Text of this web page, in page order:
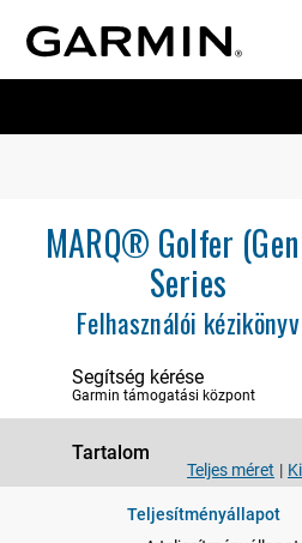
MARQ® Golfer
Series
Felhasználói kézikönyv
Segítség kérése
Garmin támogatási központ
Tartalom
Teljes méret |
naplók
Megjelenés
Az összefoglaló-készlet
szabása
Body Battery
Teljesítményre vonatkozó
mérőszámok
értékekről
Szívfrekvencia-
Teljesítményállapot